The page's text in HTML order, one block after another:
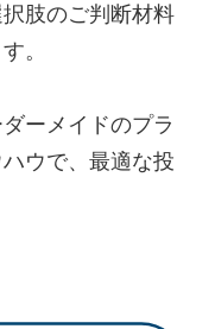
肢のご判断材料
。
ーメイドのプラ
ウで、最適な投